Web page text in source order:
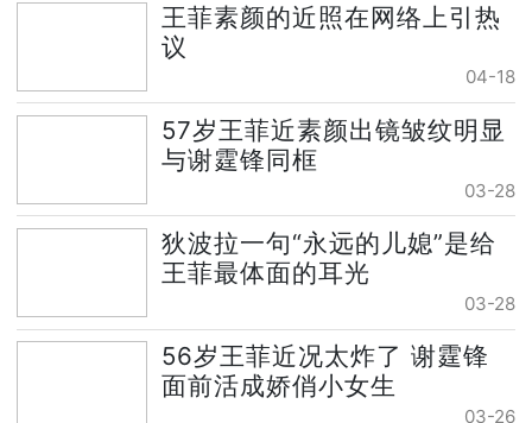
王菲素颜的近照在网络上引热
议
04-18
57岁王菲近素颜出镜皱纹明显
与谢霆锋同框
03-28
狄波拉一句“永远的儿媳”是给
王菲最体面的耳光
03-28
56岁王菲近况太炸了 谢霆锋
面前活成娇俏小女生
03-26